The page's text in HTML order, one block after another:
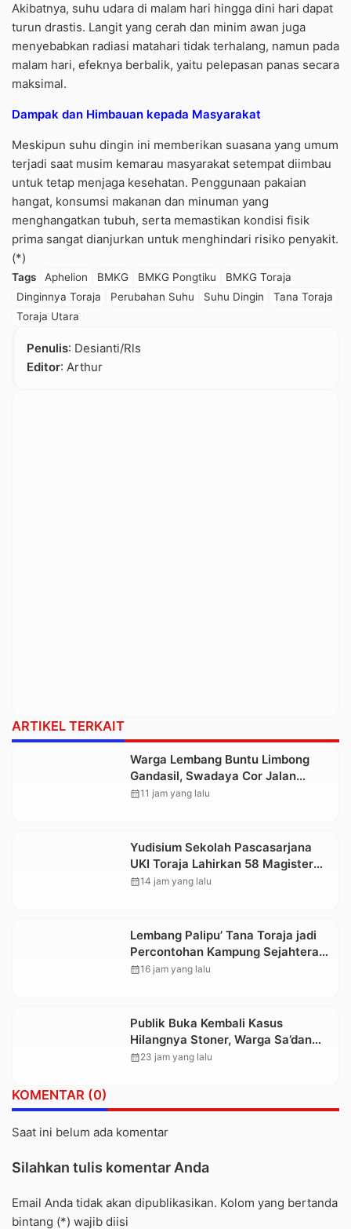
Akibatnya, suhu udara di malam hari hingga dini hari dapat
turun drastis. Langit yang cerah dan minim awan juga
menyebabkan radiasi matahari tidak terhalang, namun pada
malam hari, efeknya berbalik, yaitu pelepasan panas secara
maksimal.
Dampak dan Himbauan kepada Masyarakat
Meskipun suhu dingin ini memberikan suasana yang umum
terjadi saat musim kemarau masyarakat setempat diimbau
untuk tetap menjaga kesehatan. Penggunaan pakaian
hangat, konsumsi makanan dan minuman yang
menghangatkan tubuh, serta memastikan kondisi fisik
prima sangat dianjurkan untuk menghindari risiko penyakit.
(*)
Tags Aphelion BMKG BMKG Pongtiku
BMKG Toraja
Dinginnya Toraja
Perubahan Suhu Suhu Dingin
Tana Toraja
Toraja Utara
Penulis: Desianti/Rls
Editor: Arthur
ARTIKEL TERKAIT
Warga Lembang Buntu Limbong
Gandasil, Swadaya Cor Jalan
Sepanjang 500 Meter
calendar_month11 jam yang lalu
Yudisium Sekolah Pascasarjana
UKI Toraja Lahirkan 58 Magister
Baru
calendar_month14 jam yang lalu
Lembang Palipu’ Tana Toraja jadi
Percontohan Kampung Sejahtera
oleh Kemensos
calendar_month16 jam yang lalu
Publik Buka Kembali Kasus
Hilangnya Stoner, Warga Sa’dan
Malimbong, DPRD dan Stakeholder
calendar_month23 jam yang lalu
KOMENTAR (0)
Saat ini belum ada komentar
Silahkan tulis komentar Anda
Email Anda tidak akan dipublikasikan. Kolom yang bertanda
bintang (*) wajib diisi